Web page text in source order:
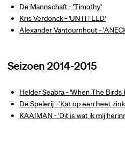
De Mannschaft - 'Timothy'
Kris Verdonck - 'UNTITLED'
Alexander Vantournhout -
Seizoen 2014-2015
Helder Seabra - 'When The Birds
De Spelerij - 'Kat op een heet
KAAIMAN - 'Dit is wat ik mij